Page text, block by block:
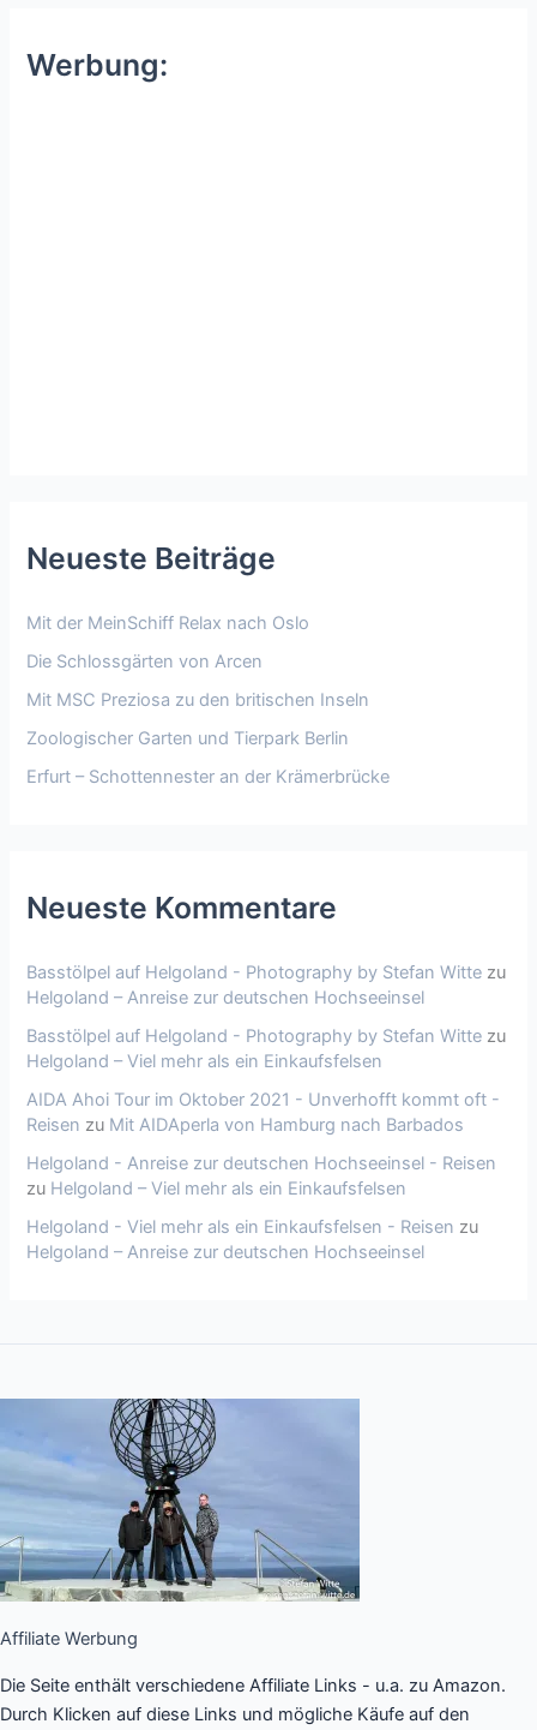
Werbung:
Neueste Beiträge
Mit der MeinSchiff Relax nach Oslo
Die Schlossgärten von Arcen
Mit MSC Preziosa zu den britischen Inseln
Zoologischer Garten und Tierpark Berlin
Erfurt – Schottennester an der Krämerbrücke
Neueste Kommentare
Basstölpel auf Helgoland - Photography by Stefan Witte zu
Helgoland – Anreise zur deutschen Hochseeinsel
Basstölpel auf Helgoland - Photography by Stefan Witte zu
Helgoland – Viel mehr als ein Einkaufsfelsen
AIDA Ahoi Tour im Oktober 2021 - Unverhofft kommt oft -
Reisen zu Mit AIDAperla von Hamburg nach Barbados
Helgoland - Anreise zur deutschen Hochseeinsel - Reisen
zu Helgoland – Viel mehr als ein Einkaufsfelsen
Helgoland - Viel mehr als ein Einkaufsfelsen - Reisen zu
Helgoland – Anreise zur deutschen Hochseeinsel
Affiliate Werbung
Die Seite enthält verschiedene Affiliate Links - u.a. zu Amazon.
Durch Klicken auf diese Links und mögliche Käufe auf den